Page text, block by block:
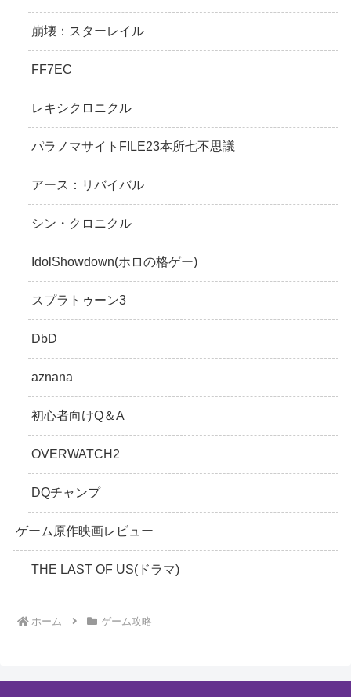
崩壊：スターレイル
FF7EC
レキシクロニクル
パラノマサイトFILE23本所七不思議
アース：リバイバル
シン・クロニクル
IdolShowdown(ホロの格ゲー)
スプラトゥーン3
DbD
aznana
初心者向けQ＆A
OVERWATCH2
DQチャンプ
ゲーム原作映画レビュー
THE LAST OF US(ドラマ)
ホーム ゲーム攻略